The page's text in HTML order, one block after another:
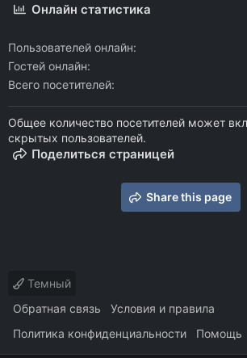
Онлайн статистика
Пользователей онлайн
Гостей онлайн
Всего посетителей
Общее количество посетителей может
скрытых пользователей.
Поделиться страницей
Share this page
Темный
Обратная связь
Условия и правила
Политика конфиденциальности
Помощь